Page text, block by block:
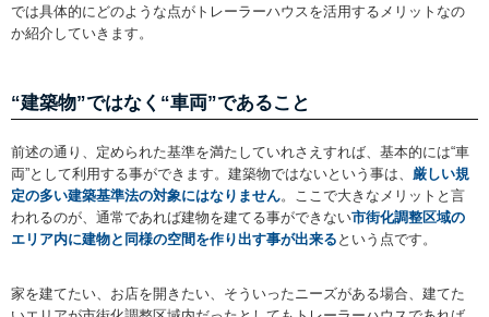
では具体的にどのような点がトレーラーハウスを活用するメリットなの
か紹介していきます。
“建築物”ではなく“車両”であること
前述の通り、定められた基準を満たしていれさえすれば、基本的には“車
両”として利用する事ができます。建築物ではないという事は、 厳しい規
定の多い建築基準法の対象にはなりません。ここで大きなメリットと言
われるのが、通常であれば建物を建てる事ができない市街化調整区域の
エリア内に建物と同様の空間を作り出す事が出来る という点です。
家を建てたい、お店を開きたい、そういったニーズがある場合、建てた